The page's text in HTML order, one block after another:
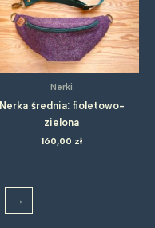
Nerki
Nerka średnia: fioletowo-
zielona
160,00 zł
→